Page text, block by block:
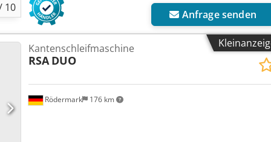
10
Anfrage senden
Rödermark 176 km
Kantenschleifmaschine
RSA DUO